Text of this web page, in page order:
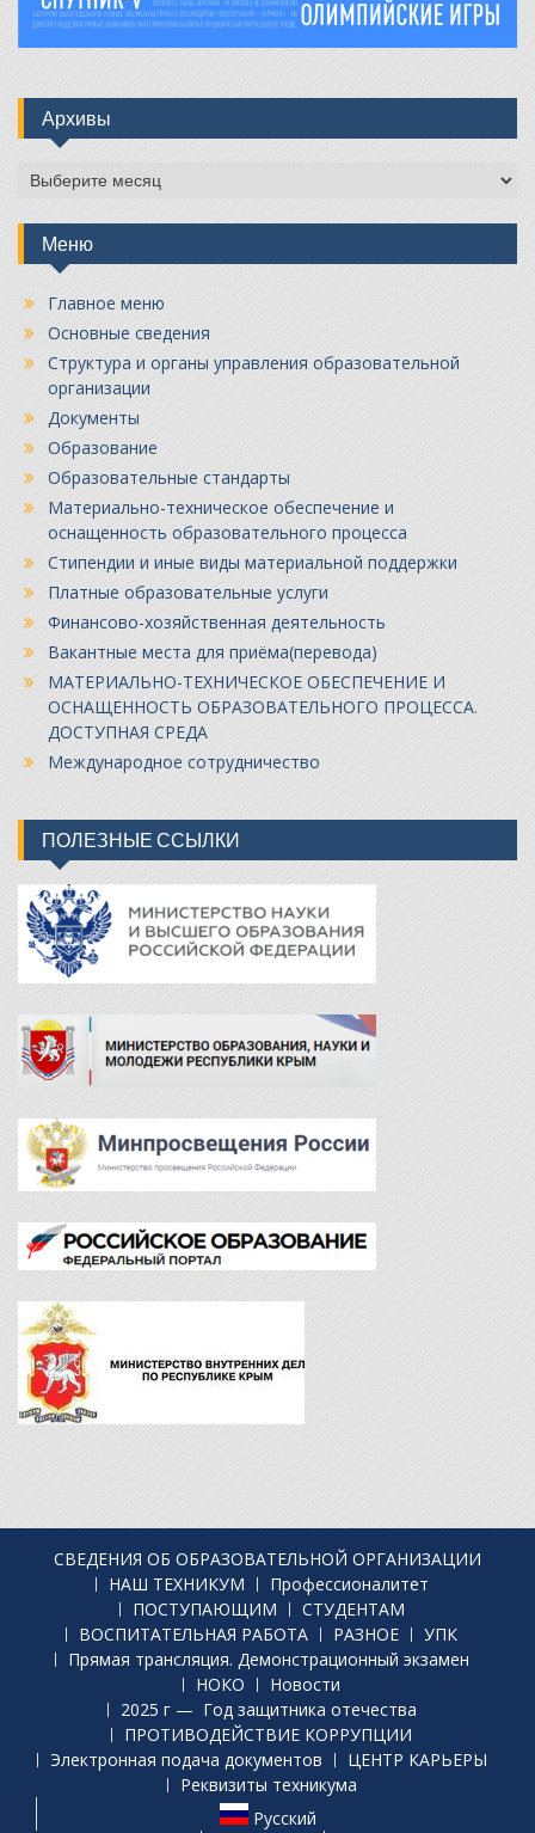
Архивы
Архивы
Меню
Главное меню
Основные сведения
Структура и органы управления образовательной
организации
Документы
Образование
Образовательные стандарты
Материально-техническое обеспечение и
оснащенность образовательного процесса
Стипендии и иные виды материальной поддержки
Платные образовательные услуги
Финансово-хозяйственная деятельность
Вакантные места для приёма(перевода)
МАТЕРИАЛЬНО-ТЕХНИЧЕСКОЕ ОБЕСПЕЧЕНИЕ И
ОСНАЩЕННОСТЬ ОБРАЗОВАТЕЛЬНОГО ПРОЦЕССА.
ДОСТУПНАЯ СРЕДА
Международное сотрудничество
ПОЛЕЗНЫЕ ССЫЛКИ
СВЕДЕНИЯ ОБ ОБРАЗОВАТЕЛЬНОЙ ОРГАНИЗАЦИИ
НАШ ТЕХНИКУМ
Профессионалитет
ПОСТУПАЮЩИМ
СТУДЕНТАМ
ВОСПИТАТЕЛЬНАЯ РАБОТА
РАЗНОЕ
УПК
Прямая трансляция. Демонстрационный экзамен
НОКО
Новости
2025 г — Год защитника отечества
ПРОТИВОДЕЙСТВИЕ КОРРУПЦИИ
Электронная подача документов
ЦЕНТР КАРЬЕРЫ
Реквизиты техникума
Русский